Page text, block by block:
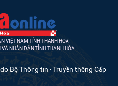
VIỆT NAM TỈNH THANH HÓA
VÀ NHÂN DÂN TỈNH THANH HÓA
Bộ Thông tin - Truyền thông Cấp